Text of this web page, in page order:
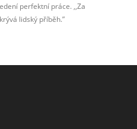
perfektní práce. ,,Za
lidský příběh.”